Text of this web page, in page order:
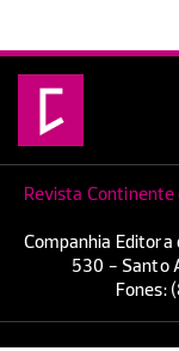
Revista Continente
Companhia Editora
530 - Santo
Fones: